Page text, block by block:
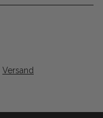
Versand